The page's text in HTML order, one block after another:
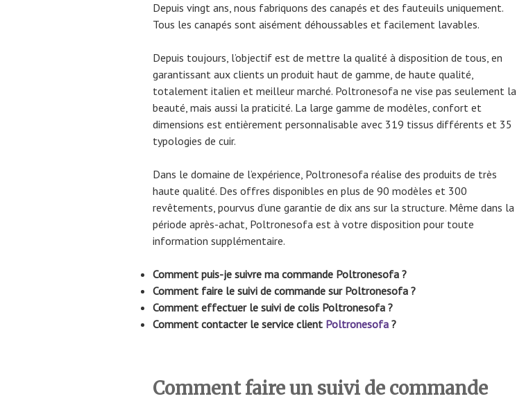
Depuis vingt ans, nous fabriquons des canapés et des fauteuils uniquement.
Tous les canapés sont aisément déhoussables et facilement lavables.
Depuis toujours, l’objectif est de mettre la qualité à disposition de tous, en
garantissant aux clients un produit haut de gamme, de haute qualité,
totalement italien et meilleur marché. Poltronesofa ne vise pas seulement la
beauté, mais aussi la praticité. La large gamme de modèles, confort et
dimensions est entièrement personnalisable avec 319 tissus différents et 35
typologies de cuir.
Dans le domaine de l’expérience, Poltronesofa réalise des produits de très
haute qualité. Des offres disponibles en plus de 90 modèles et 300
revêtements, pourvus d’une garantie de dix ans sur la structure. Même dans la
période après-achat, Poltronesofa est à votre disposition pour toute
information supplémentaire.
Comment puis-je suivre ma commande Poltronesofa ?
Comment faire le suivi de commande sur Poltronesofa ?
Comment effectuer le suivi de colis Poltronesofa ?
Comment contacter le service client Poltronesofa ?
Comment faire un suivi de commande